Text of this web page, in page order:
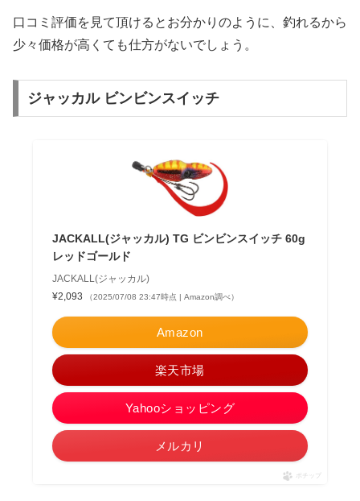
口コミ評価を見て頂けるとお分かりのように、釣れるから
少々価格が高くても仕方がないでしょう。
ジャッカル ビンビンスイッチ
JACKALL(ジャッカル) TG ビンビンスイッチ 60g
レッドゴールド
JACKALL(ジャッカル)
¥2,093
（2025/07/08 23:47時点 | Amazon調べ）
Amazon
楽天市場
Yahooショッピング
メルカリ
ポチップ